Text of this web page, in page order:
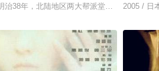
런 민철 앞에 아버지 정수는 엄마와 똑같이
治38年，北陆地区两大帮派堂万一家和传法
2005 / 日